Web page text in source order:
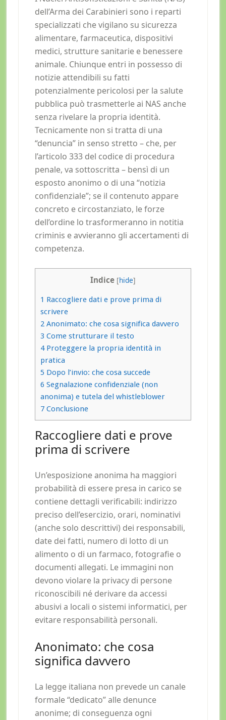
dell’Arma dei Carabinieri sono i reparti
specializzati che vigilano su sicurezza
alimentare, farmaceutica, dispositivi
medici, strutture sanitarie e benessere
animale. Chiunque entri in possesso di
notizie attendibili su fatti
potenzialmente pericolosi per la salute
pubblica può trasmetterle ai NAS anche
senza rivelare la propria identità.
Tecnicamente non si tratta di una
“denuncia” in senso stretto – che, per
l’articolo 333 del codice di procedura
penale, va sottoscritta – bensì di un
esposto anonimo o di una “notizia
confidenziale”; se il contenuto appare
concreto e circostanziato, le forze
dell’ordine lo trasformeranno in notitia
criminis e avvieranno gli accertamenti di
competenza.
Indice [hide]
1 Raccogliere dati e prove prima di
scrivere
2Anonimato: che cosa significa davvero
3 Come strutturare il testo
4Proteggere la propria identità in
pratica
5 Dopo l’invio: che cosa succede
6 Segnalazione confidenziale (non
anonima) e tutela del whistleblower
7Conclusione
Raccogliere dati e prove
prima di scrivere
Un’esposizione anonima ha maggiori
probabilità di essere presa in carico se
contiene dettagli verificabili: indirizzo
preciso dell’esercizio, orari, nominativi
(anche solo descrittivi) dei responsabili,
date dei fatti, numero di lotto di un
alimento o di un farmaco, fotografie o
documenti allegati. Le immagini non
devono violare la privacy di persone
riconoscibili né derivare da accessi
abusivi a locali o sistemi informatici, per
evitare responsabilità personali.
Anonimato: che cosa
significa davvero
La legge italiana non prevede un canale
formale “dedicato” alle denunce
anonime; di conseguenza ogni